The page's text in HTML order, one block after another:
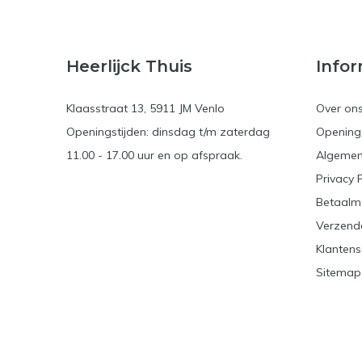
Heerlijck Thuis
Klaasstraat 13, 5911 JM Venlo
Openingstijden: dinsdag t/m zaterdag
11.00 - 17.00 uur en op afspraak.
Over
Privacy
Sitemap